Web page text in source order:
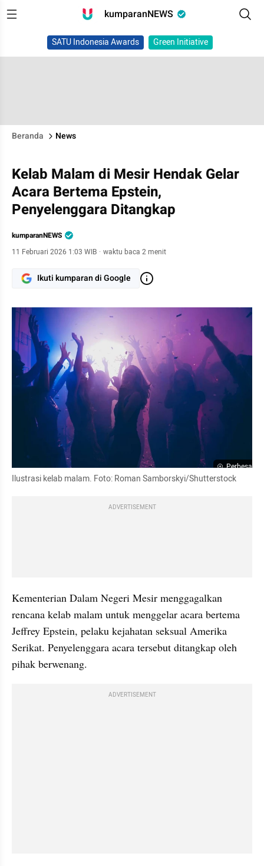
kumparanNEWS
SATU Indonesia Awards Green Initiative
Beranda News
Kelab Malam di Mesir Hendak Gelar
Acara Bertema Epstein,
Penyelenggara Ditangkap
kumparanNEWS
11 Februari 2026 1:03 WIB · waktu baca 2 menit
Ikuti kumparan di Google
Perbesar
Ilustrasi kelab malam. Foto: Roman Samborskyi/Shutterstock
ADVERTISEMENT
Kementerian Dalam Negeri Mesir menggagalkan
rencana kelab malam untuk menggelar acara bertema
Jeffrey Epstein, pelaku kejahatan seksual Amerika
Serikat. Penyelenggara acara tersebut ditangkap oleh
pihak berwenang.
ADVERTISEMENT